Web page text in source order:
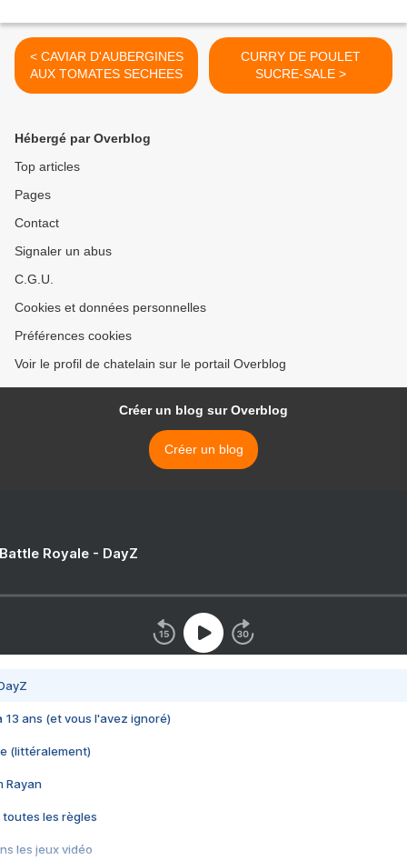
< CAVIAR D'AUBERGINES
AUX TOMATES SECHEES
CURRY DE POULET
SUCRE-SALE >
Hébergé par Overblog
Top articles
Pages
Contact
Signaler un abus
C.G.U.
Cookies et données personnelles
Préférences cookies
Voir le profil de chatelain sur le portail Overblog
Créer un blog sur Overblog
Créer un blog
Royale - DayZ
13 ans (et vous l'avez ignoré)
(littéralement)
Rayan
toutes les règles
les jeux vidéo